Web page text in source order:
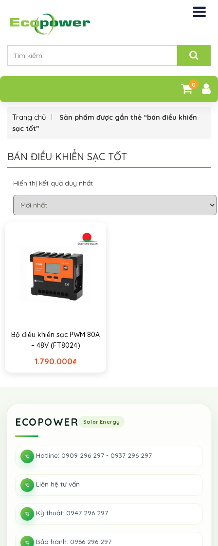
0
Trang chủ
Sản phẩm được gắn thẻ “bán điều khiển
sạc tốt”
BÁN ĐIỀU KHIỂN SẠC TỐT
Hiển thị kết quả duy nhất
Bộ điều khiển sạc PWM 80A
– 48V (FT8024)
₫
1.790.000
ECOPOWER
Hotline: 0909 296 297 - 0937 296 297
Liên hệ tư vấn
Kỹ thuật: 0947 296 297
Bảo hành: 0966 296 297